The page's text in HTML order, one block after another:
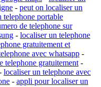
- peut on localiser un
telephone portable
de telephone sur
- localiser un telephone
gratuitement et
avec whatsapp -
telephone gratuitement -
localiser un telephone avec
- appli pour localiser un